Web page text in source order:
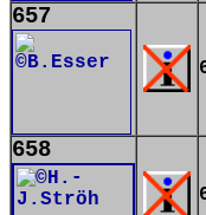
657
658